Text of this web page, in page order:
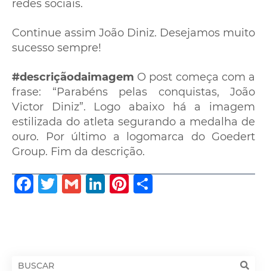
redes sociais.
Continue assim João Diniz. Desejamos muito
sucesso sempre!
#descriçãodaimagem O post começa com a
frase: “Parabéns pelas conquistas, João
Victor Diniz”. Logo abaixo há a imagem
estilizada do atleta segurando a medalha de
ouro. Por último a logomarca do Goedert
Group. Fim da descrição.
Facebook
Twitter
Gmail
LinkedIn
Pinterest